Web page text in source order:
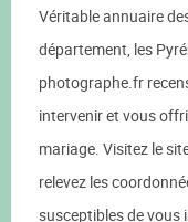
Véritable annuaire
département, les
photographe.fr
intervenir et vous
mariage. Visitez le
relevez les
susceptibles de vous